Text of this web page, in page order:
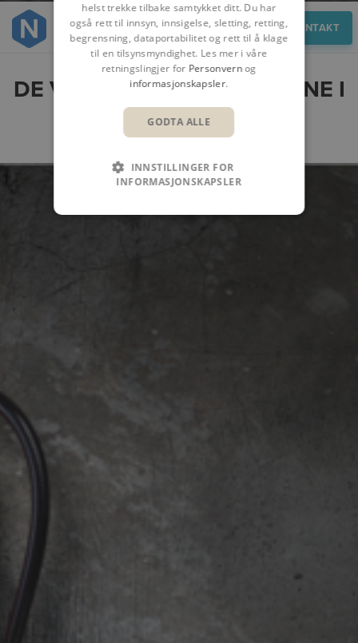
Funksjoner KONTAKT
DE VIKTIGSTE FUNKSJONENE I
NAVIATE BIMFIRE
helst trekke tilbake samtykket ditt. Du har
også rett til innsyn, innsigelse, sletting, retting,
begrensning, dataportabilitet og rett til å klage
til en tilsynsmyndighet. Les mer i våre
retningslingjer for Personvernog
informasjonskapsler.
GODTA ALLE
INNSTILLINGER FOR
INFORMASJONSKAPSLER